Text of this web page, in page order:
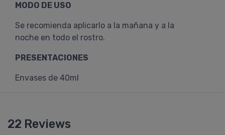
MODO DE USO
Se recomienda aplicarlo a la mañana y a la
noche en todo el rostro.
PRESENTACIONES
Envases de 40ml
22 Reviews